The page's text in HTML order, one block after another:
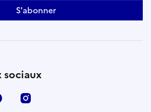
S'abonner
sociaux
Facebook